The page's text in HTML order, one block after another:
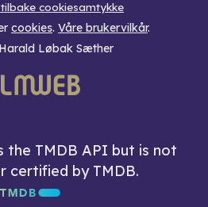
cookiesamtykke
cookies. Våre brukervilkår.
Løbak Sæther
the TMDB API but is not
certified by TMDB.